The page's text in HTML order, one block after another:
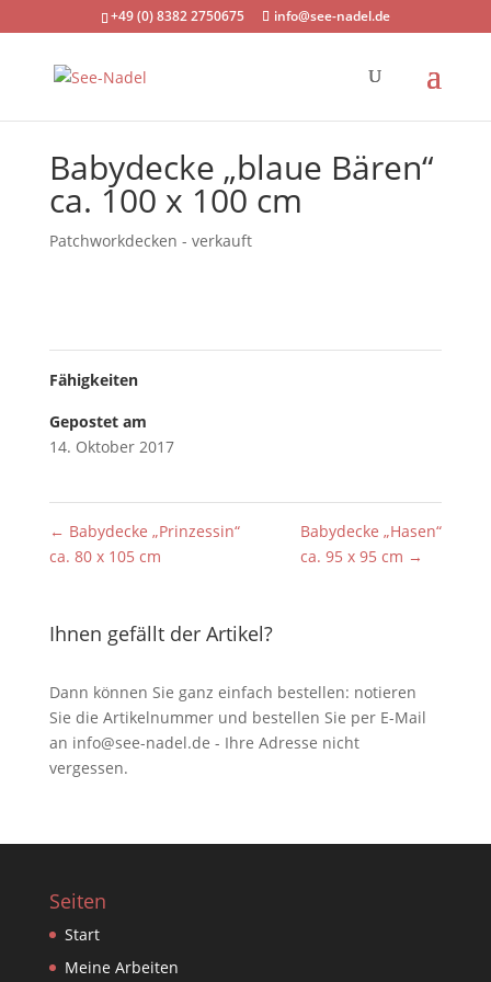
+49 (0) 8382 2750675 info@see-nadel.de
Babydecke „blaue Bären“
ca. 100 x 100 cm
Patchworkdecken - verkauft
Fähigkeiten
Gepostet am
14. Oktober 2017
← Babydecke „Prinzessin“
ca. 80 x 105 cm
Babydecke „Hasen“
ca. 95 x 95 cm →
Ihnen gefällt der Artikel?
Dann können Sie ganz einfach bestellen: notieren
Sie die Artikelnummer und bestellen Sie per E-Mail
an info@see-nadel.de - Ihre Adresse nicht
vergessen.
Seiten
Start
Meine Arbeiten